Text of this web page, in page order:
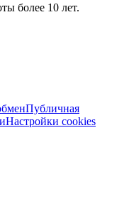
более 10 лет.
Публичная
Настройки cookies